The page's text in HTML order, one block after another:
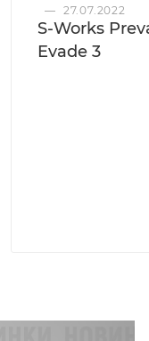
— 27.07.2022
S-Works
Evade 3